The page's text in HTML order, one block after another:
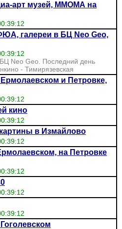
арт музей, ММОМА на
галереи в БЦ Neo Geo,
Neo Geo. Последний день
- Тимирязевская
и Петровке,
кино
в Измайлово
на Петровке